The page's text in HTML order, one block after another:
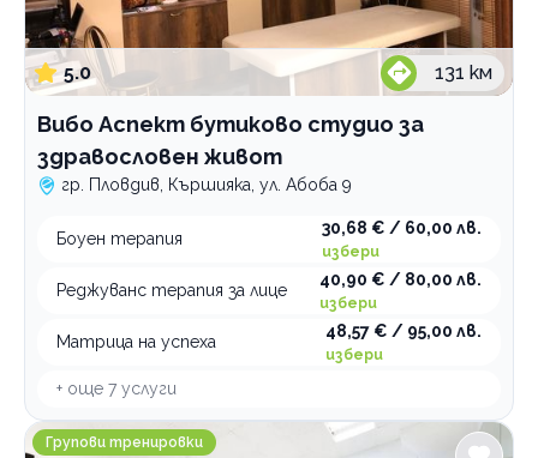
5.0 131 км
Вибо Аспект бутиково студио за
здравословен живот
гр. Пловдив, Кършияка, ул. Абоба 9
Боуен терапия
30,68 € / 60,00 лв.
избери
Реджуванс терапия за лице
40,90 € / 80,00 лв.
избери
Матрица на успеха
48,57 € / 95,00 лв.
избери
+ още 7 услуги
Спортен клуб Феникс
Групови тренировки
Професионални консултации
По домовете